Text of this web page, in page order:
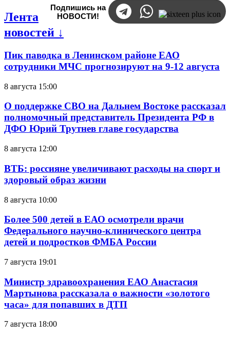
Подпишись на
НОВОСТИ!
Лента
новостей ↓
Пик паводка в Ленинском районе ЕАО
сотрудники МЧС прогнозируют на 9-12 августа
8 августа 15:00
О поддержке СВО на Дальнем Востоке рассказал
полномочный представитель Президента РФ в
ДФО Юрий Трутнев главе государства
8 августа 12:00
ВТБ: россияне увеличивают расходы на спорт и
здоровый образ жизни
8 августа 10:00
Более 500 детей в ЕАО осмотрели врачи
Федерального научно-клинического центра
детей и подростков ФМБА России
7 августа 19:01
Министр здравоохранения ЕАО Анастасия
Мартынова рассказала о важности «золотого
часа» для попавших в ДТП
7 августа 18:00